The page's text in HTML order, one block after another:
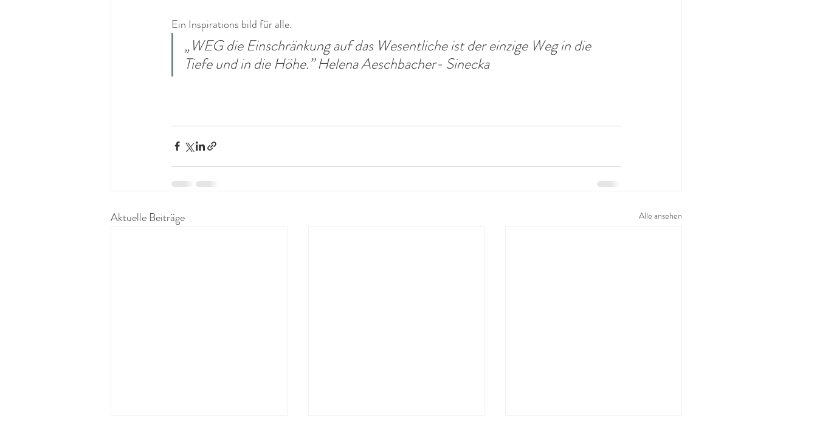
Ein Inspirations bild für alle.
„WEG die Einschränkung auf das Wesentliche ist der einzige Weg in die
Tiefe und in die Höhe.” Helena Aeschbacher- Sinecka
Aktuelle Beiträge Alle ansehen